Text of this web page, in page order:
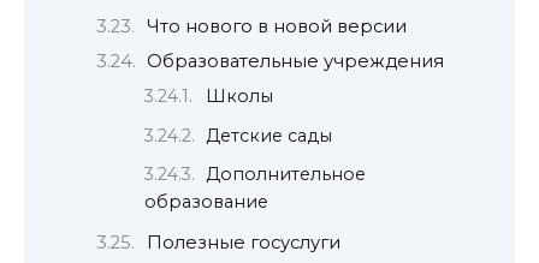
Что нового в новой версии
Образовательные учреждения
Школы
Детские сады
Дополнительное
образование
Полезные госуслуги